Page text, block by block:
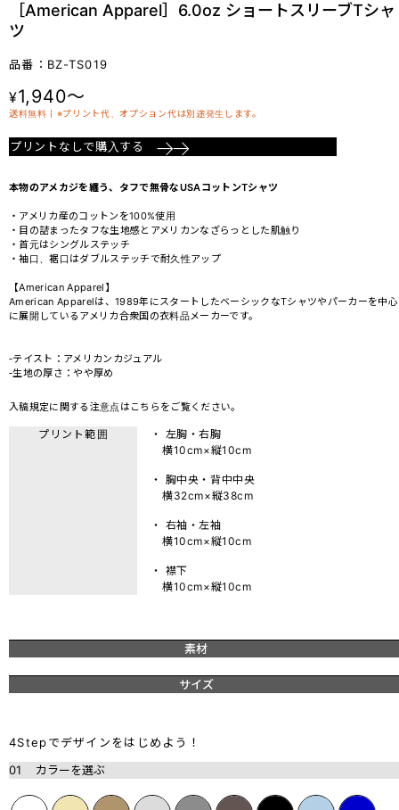
［American Apparel］6.0oz ショートスリーブTシャ
ツ
品番：BZ-TS019
¥1,940～
送料無料丨※プリント代、オプション代は別途発生します。
プリントなしで購入する
本物のアメカジを纏う、タフで無骨なUSAコットンTシャツ
・アメリカ産のコットンを100%使用
・目の詰まったタフな生地感とアメリカンなざらっとした肌触り
・首元はシングルステッチ
・袖口、裾口はダブルステッチで耐久性アップ
【American Apparel】
American Apparelは、1989年にスタートしたベーシックなTシャツやパーカーを中心
に展開しているアメリカ合衆国の衣料品メーカーです。
‐テイスト：アメリカンカジュアル
‐生地の厚さ：やや厚め
入稿規定に関する注意点は こちら をご覧ください。
プリント範囲
・ 左胸・右胸
横10cm×縦10cm
・ 胸中央・背中中央
横32cm×縦38cm
・ 右袖・左袖
横10cm×縦10cm
・ 襟下
横10cm×縦10cm
素材
サイズ
4Stepでデザインをはじめよう！
01
カラーを選ぶ